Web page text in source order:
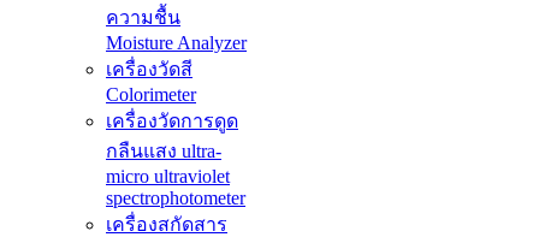
ความชื้น
Moisture Analyzer
เครื่องวัดสี
Colorimeter
เครื่องวัดการดูด
กลืนแสง ultra-
micro ultraviolet
spectrophotometer
เครื่องสกัดสาร